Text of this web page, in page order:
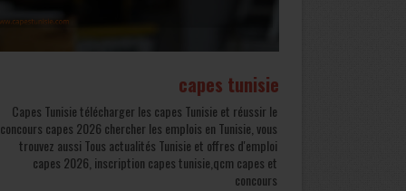
capes tunisie
Capes Tunisie télécharger les capes Tunisie et réussir le
concours capes 2026 chercher les emplois en Tunisie, vous
trouvez aussi Tous actualités Tunisie et offres d'emploi
capes 2026, inscription capes tunisie,qcm capes et
concours